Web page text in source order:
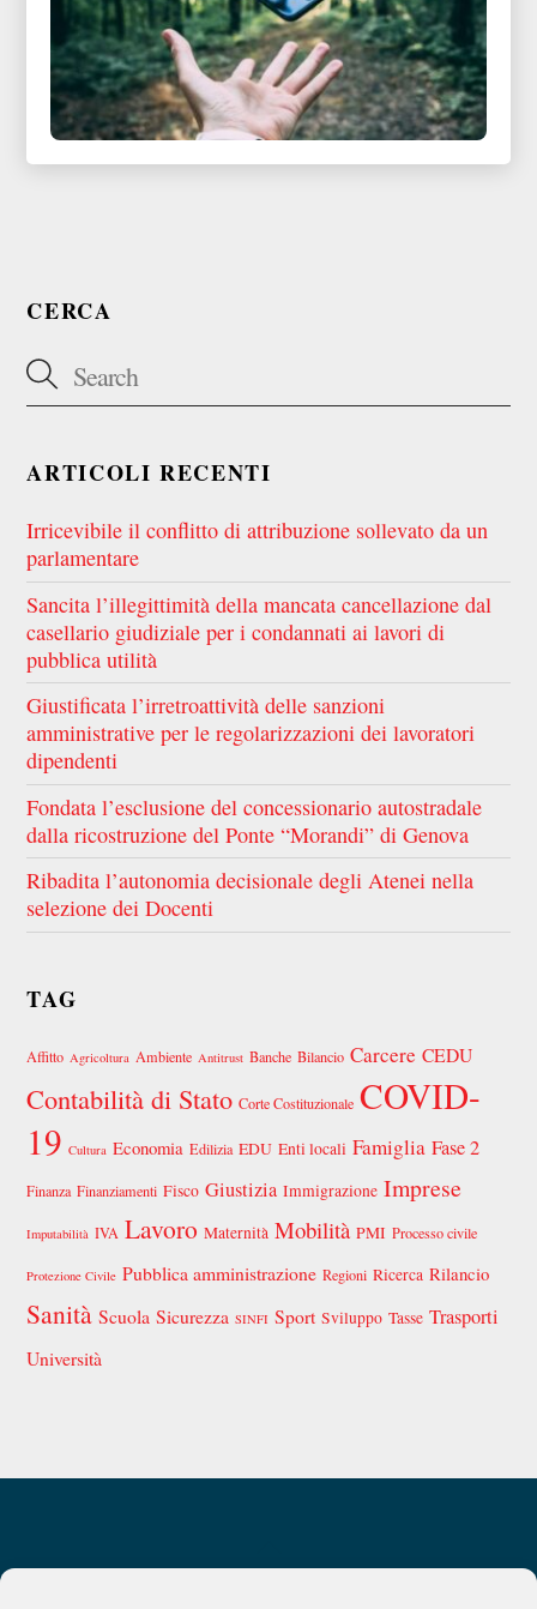
CERCA
ARTICOLI RECENTI
Irricevibile il conflitto di attribuzione sollevato da un
parlamentare
Sancita l’illegittimità della mancata cancellazione dal
casellario giudiziale per i condannati ai lavori di
pubblica utilità
Giustificata l’irretroattività delle sanzioni
amministrative per le regolarizzazioni dei lavoratori
dipendenti
Fondata l’esclusione del concessionario autostradale
dalla ricostruzione del Ponte “Morandi” di Genova
Ribadita l’autonomia decisionale degli Atenei nella
selezione dei Docenti
TAG
Affitto Agricoltura Ambiente Antitrust Banche Bilancio Carcere CEDU
Contabilità di Stato Corte Costituzionale COVID-
19 Cultura Economia Edilizia EDU Enti locali Famiglia Fase 2
Finanza Finanziamenti Fisco Giustizia Immigrazione Imprese
Imputabilità IVA Lavoro Maternità Mobilità PMI Processo civile
Protezione Civile Pubblica amministrazione Regioni Ricerca Rilancio
Sanità Scuola Sicurezza SINFI Sport Sviluppo Tasse Trasporti
Università
Privacy Policy Chi siamo